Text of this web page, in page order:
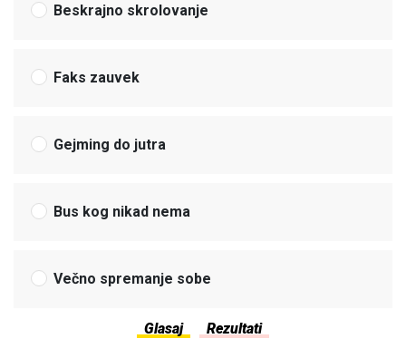
Beskrajno skrolovanje
Faks zauvek
Gejming do jutra
Bus kog nikad nema
Večno spremanje sobe